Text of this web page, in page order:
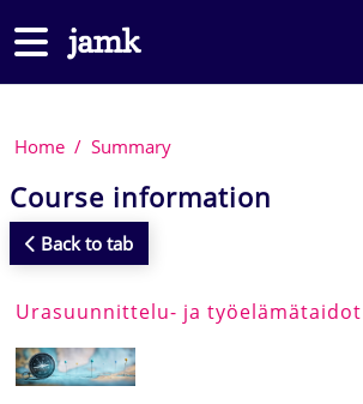
Side panel
Home Summary
Course information
Back to tab
Urasuunnittelu- ja työelämätaidot